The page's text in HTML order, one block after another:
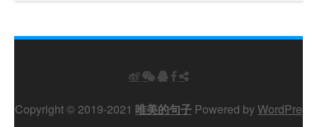
Copyright © 2019-2021 唯美的句子 Powered byWordPre